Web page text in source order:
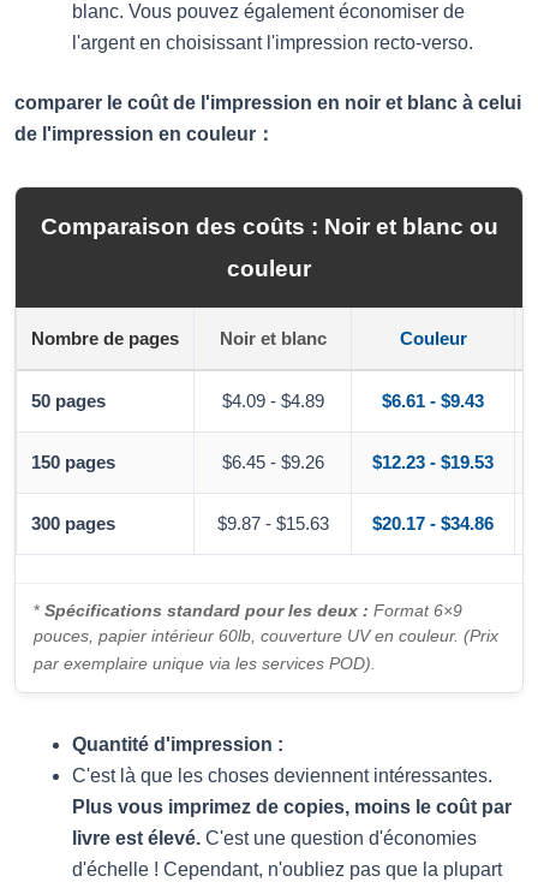
blanc. Vous pouvez également économiser de
l'argent en choisissant l'impression recto-verso.
comparer le coût de l'impression en noir et blanc à celui
de l'impression en couleur：
Comparaison des coûts : Noir et blanc ou
couleur
Nombre de pages Noir et blanc Couleur
50 pages $4.09 - $4.89 $6.61 - $9.43
150 pages $6.45 - $9.26 $12.23 - $19.53
300 pages $9.87 - $15.63 $20.17 - $34.86
* Spécifications standard pour les deux : Format 6×9
pouces, papier intérieur 60lb, couverture UV en couleur. (Prix
par exemplaire unique via les services POD).
Quantité d'impression :
C'est là que les choses deviennent intéressantes.
Plus vous imprimez de copies, moins le coût par
livre est élevé. C'est une question d'économies
d'échelle ! Cependant, n'oubliez pas que la plupart